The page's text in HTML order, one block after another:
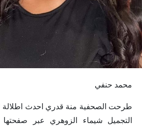
محمد حنفي
طرحت الصحفية منة قدري احدث اطلالة
التجميل شيماء الزوهري عبر